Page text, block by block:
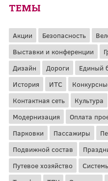
ТЕМЫ
Акции Безопасность
Выставки и конференции
Дизайн
Дороги Единый
История
ИТС
Контактная сеть
Культура
Модернизация
Оплата
Парковки
Пассажиры
Подвижной состав
Путевое хозяйство